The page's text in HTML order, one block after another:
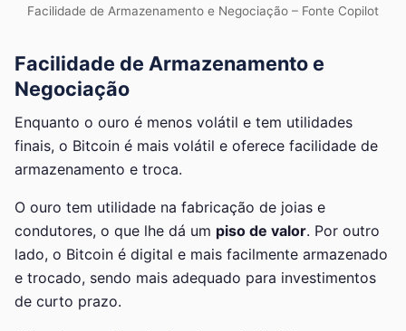
Facilidade de Armazenamento e Negociação – Fonte Copilot
Facilidade de Armazenamento e
Negociação
Enquanto o ouro é menos volátil e tem utilidades
finais, o Bitcoin é mais volátil e oferece facilidade de
armazenamento e troca.
O ouro tem utilidade na fabricação de joias e
condutores, o que lhe dá um piso de valor. Por outro
lado, o Bitcoin é digital e mais facilmente armazenado
e trocado, sendo mais adequado para investimentos
de curto prazo.